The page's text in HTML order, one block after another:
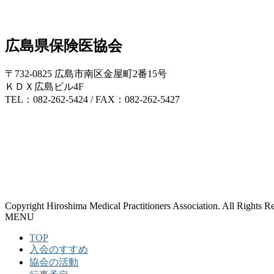
広島県保険医協会
〒732-0825 広島市南区金屋町2番15号
ＫＤＸ広島ビル4F
TEL：082-262-5424 / FAX：082-262-5427
Copyright Hiroshima Medical Practitioners Association. All Rights
MENU
TOP
入会のすすめ
協会の活動